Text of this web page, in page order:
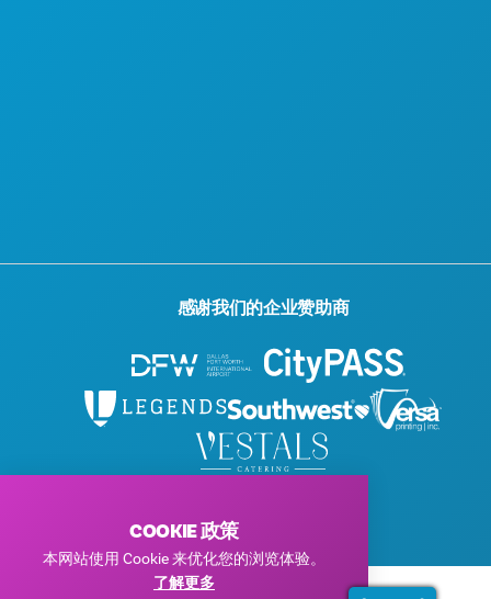
感谢我们的企业赞助商
隐私政策
COOKIE 政策
本网站使用 Cookie 来优化您的浏览体验。
了解更多